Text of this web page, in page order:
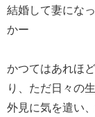
結婚して妻にな
かー
かつてはあれほ
り、ただ日々の
外見に気を遣い